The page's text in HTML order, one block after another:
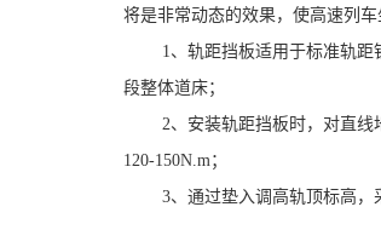
将是非常动态的效果，使高速列
1、轨距挡板适用于标准轨距铁
段整体道床；
2、安装轨距挡板时，对直线地
120-150N.m；
3、通过垫入调高轨顶标高，采